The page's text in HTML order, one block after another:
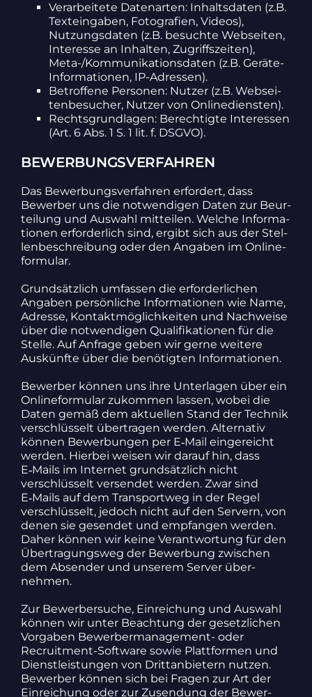
Verar­bei­tete Daten­arten: Inhalts­daten (z.B.
Text­ein­gaben, Foto­gra­fien, Videos),
Nutzungs­daten (z.B. besuchte Webseiten,
Inter­esse an Inhalten, Zugriffs­zeiten),
Meta-/Kom­mu­ni­ka­ti­ons­daten (z.B. Geräte-
Infor­ma­tionen, IP-Adressen).
Betrof­fene Personen: Nutzer (z.B. Websei­
ten­be­su­cher, Nutzer von Online­diensten).
Rechts­grund­lagen: Berech­tigte Inter­essen
(Art. 6 Abs. 1 S. 1 lit. f. DSGVO).
BEWERBUNGSVERFAHREN
Das Bewer­bungs­ver­fahren erfor­dert, dass
Bewerber uns die notwen­digen Daten zur Beur­
tei­lung und Auswahl mitteilen. Welche Infor­ma­
tionen erfor­der­lich sind, ergibt sich aus der Stel­
len­be­schrei­bung oder den Angaben im Online­
for­mular.
Grund­sätz­lich umfassen die erfor­der­li­chen
Angaben persön­liche Infor­ma­tionen wie Name,
Adresse, Kontakt­mög­lich­keiten und Nach­weise
über die notwen­digen Quali­fi­ka­tionen für die
Stelle. Auf Anfrage geben wir gerne weitere
Auskünfte über die benö­tigten Infor­ma­tionen.
Bewerber können uns ihre Unter­lagen über ein
Online­for­mular zukommen lassen, wobei die
Daten gemäß dem aktu­ellen Stand der Technik
verschlüs­selt über­tragen werden. Alter­nativ
können Bewer­bungen per E‑Mail einge­reicht
werden. Hierbei weisen wir darauf hin, dass
E‑Mails im Internet grund­sätz­lich nicht
verschlüs­selt versendet werden. Zwar sind
E‑Mails auf dem Trans­portweg in der Regel
verschlüs­selt, jedoch nicht auf den Servern, von
denen sie gesendet und empfangen werden.
Daher können wir keine Verant­wor­tung für den
Über­tra­gungsweg der Bewer­bung zwischen
dem Absender und unserem Server über­
nehmen.
Zur Bewer­ber­suche, Einrei­chung und Auswahl
können wir unter Beach­tung der gesetz­li­chen
Vorgaben Bewer­ber­ma­nage­ment- oder
Recruit­ment-Soft­ware sowie Platt­formen und
Dienst­leis­tungen von Dritt­an­bie­tern nutzen.
Bewerber können sich bei Fragen zur Art der
Einrei­chung oder zur Zusen­dung der Bewer­